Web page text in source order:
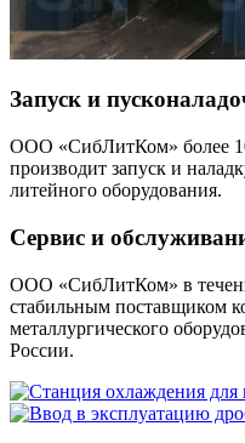
Запуск и
ООО «СибЛитКом» более
производит запуск и
литейного оборудования.
Сервис и
ООО «СибЛитКом» в
стабильным поставщиком
металлургического
России.